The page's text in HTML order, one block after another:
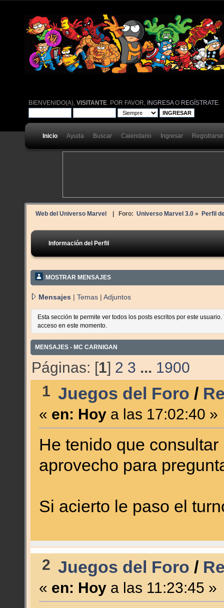
BIENVENIDO(A),VISITANTE . POR FAVOR, INGRESAO REGÍSTRATE
Inicio Ayuda Buscar Calendario Ingresar Registrarse
Web del Universo Marvel | Foro: Universo Marvel 3.0» Perfil
Información del Perfil
MOSTRAR MENSAJES
Mensajes | Temas | Adjuntos
Esta sección te permite ver todos los posts escritos por este
acceso en este momento.
MENSAJES - MC CARNIGAN
Páginas: [1] 2 3 ... 1900
1 Juegos del Foro /
« en: Hoya las 17:02:40 »
He tenido que
aprovecho para
Si acierto le paso el
2 Juegos del Foro /
« en: Hoya las 11:23:45 »